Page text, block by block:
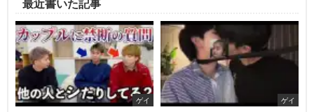
最近書いた記事
ゲイ ゲイ